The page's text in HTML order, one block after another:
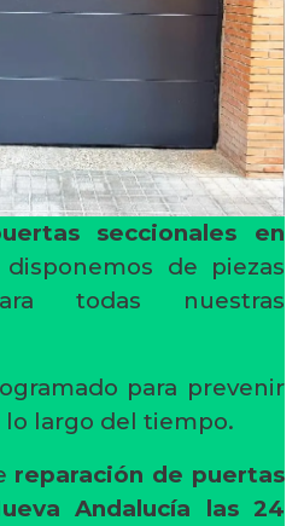
seccionales en
disponemos de piezas
todas nuestras
para prevenir
largo del tiempo.
reparación de puertas
Andalucía
las 24